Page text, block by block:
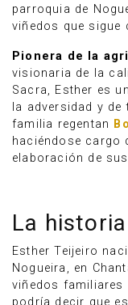
parroquia de
viñedos que sigue
Pionera de la
visionaria de la
Sacra, Esther es
la adversidad y
familia regentan
haciéndose cargo
elaboración de
La
Esther Teijeiro
Nogueira, en
viñedos familiares
podría decir que